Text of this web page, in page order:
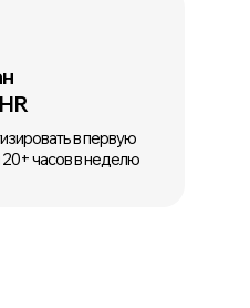
в первую
часов в неделю